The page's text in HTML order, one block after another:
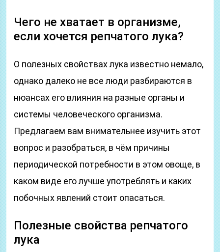
Чего не хватает в организме,
если хочется репчатого лука?
О полезных свойствах лука известно немало,
однако далеко не все люди разбираются в
нюансах его влияния на разные органы и
системы человеческого организма.
Предлагаем вам внимательнее изучить этот
вопрос и разобраться, в чём причины
периодической потребности в этом овоще, в
каком виде его лучше употреблять и каких
побочных явлений стоит опасаться.
Полезные свойства репчатого
лука